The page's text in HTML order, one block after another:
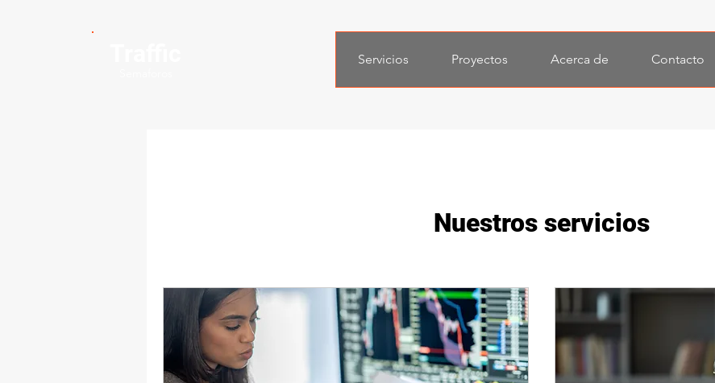
Servicios Proyectos Acerca de Contacto
Nuestros servicios